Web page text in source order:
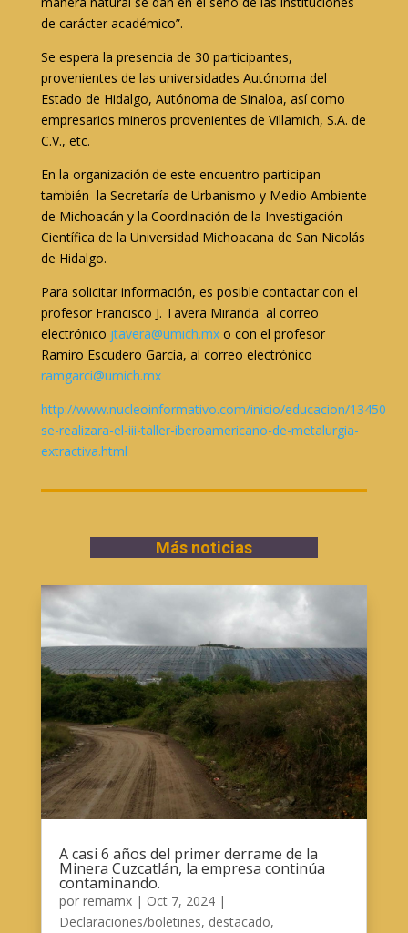
de carácter académico”.
Se espera la presencia de 30 participantes,
provenientes de las universidades Autónoma del
Estado de Hidalgo, Autónoma de Sinaloa, así como
empresarios mineros provenientes de Villamich, S.A. de
C.V., etc.
En la organización de este encuentro participan
también la Secretaría de Urbanismo y Medio Ambiente
de Michoacán y la Coordinación de la Investigación
Científica de la Universidad Michoacana de San Nicolás
de Hidalgo.
Para solicitar información, es posible contactar con el
profesor Francisco J. Tavera Miranda al correo
electrónico jtavera@umich.mxo con el profesor
Ramiro Escudero García, al correo electrónico
ramgarci@umich.mx
http://www.nucleoinformativo.com/inicio/educacion/13450-
se-realizara-el-iii-taller-iberoamericano-de-metalurgia-
extractiva.html
Más noticias
A casi 6 años del primer derrame de la
Minera Cuzcatlán, la empresa continúa
contaminando.
por remamx| Oct 7, 2024|
Declaraciones/boletines, destacado,